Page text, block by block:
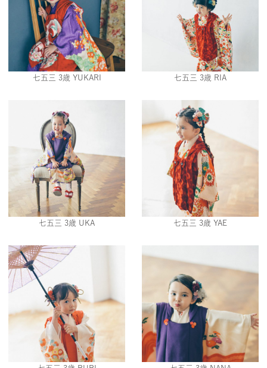
七五三 3歳 YUKARI 七五三 3歳 RIA
七五三 3歳 UKA 七五三 3歳 YAE